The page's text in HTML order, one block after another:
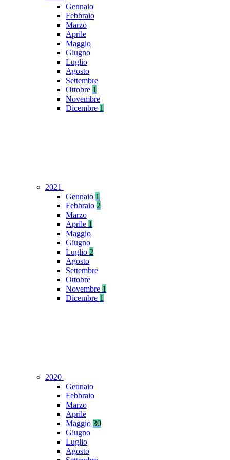
Gennaio
Febbraio
Marzo
Aprile
Maggio
Giugno
Luglio
Agosto
Settembre
Ottobre 1
Novembre
Dicembre 1
2021
Gennaio 1
Febbraio 2
Marzo
Aprile 1
Maggio
Giugno
Luglio 2
Agosto
Settembre
Ottobre
Novembre 1
Dicembre 1
2020
Gennaio
Febbraio
Marzo
Aprile
Maggio 30
Giugno
Luglio
Agosto